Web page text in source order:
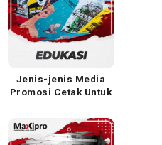
Jenis-jenis Media
Promosi Cetak Untuk